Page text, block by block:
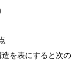
を表にすると次の